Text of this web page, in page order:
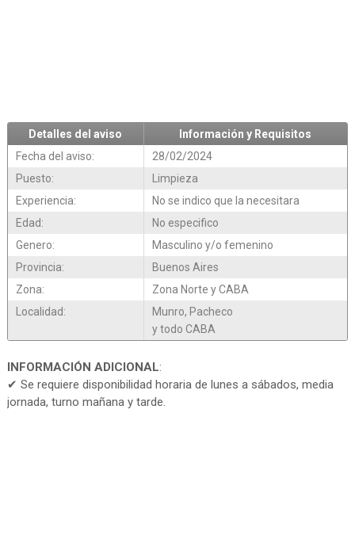
Detalles del aviso
Información y Requisitos
Fecha del aviso:
28/02/2024
Puesto:
Limpieza
Experiencia:
No se indico que la necesitara
Edad:
No especifico
Genero:
Masculino y/o femenino
Provincia:
Buenos Aires
Zona:
Zona Norte y CABA
Localidad:
Munro, Pacheco
y todo CABA
INFORMACIÓN ADICIONAL:
✔ Se requiere disponibilidad horaria de lunes a sábados, media
jornada, turno mañana y tarde.